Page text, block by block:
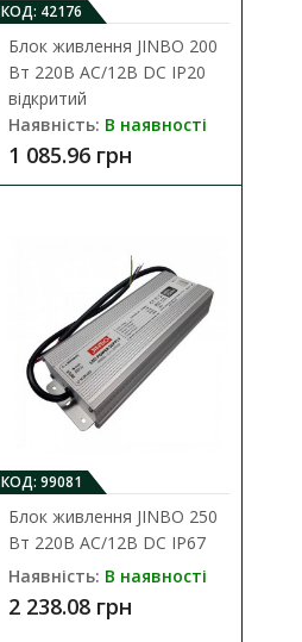
ДО КОШИКА
В порівняння
В закладки
КОД: 42176
Блок живлення JINBO 200
Вт 220В AC/12В DC IP20
відкритий
Наявність: В наявності
1 085.96 грн
КОД: 99081
Блок живлення JINBO 250
Вт 220В AC/12В DC IP67
Наявність: В наявності
2 238.08 грн